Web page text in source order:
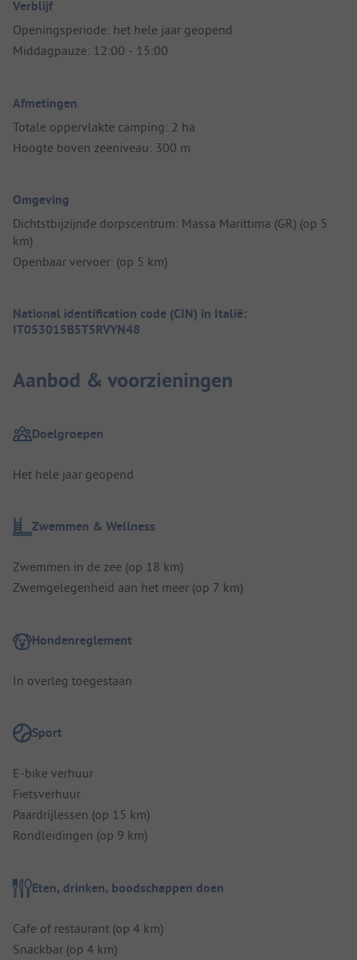
Verblijf
Openingsperiode: het hele jaar geopend
Middagpauze: 12:00 - 15:00
Afmetingen
Totale oppervlakte camping: 2 ha
Hoogte boven zeeniveau: 300 m
Omgeving
Dichtstbijzijnde dorpscentrum: Massa Marittima (GR) (op 5
km)
Openbaar vervoer: (op 5 km)
National identification code (CIN) in Italië:
IT053015B5T5RVYN48
Aanbod & voorzieningen
Doelgroepen
Het hele jaar geopend
Zwemmen & Wellness
Zwemmen in de zee (op 18 km)
Zwemgelegenheid aan het meer (op 7 km)
Hondenreglement
In overleg toegestaan
Sport
E-bike verhuur
Fietsverhuur
Paardrijlessen (op 15 km)
Rondleidingen (op 9 km)
Eten, drinken, boodschappen doen
Cafe of restaurant (op 4 km)
Snackbar (op 4 km)